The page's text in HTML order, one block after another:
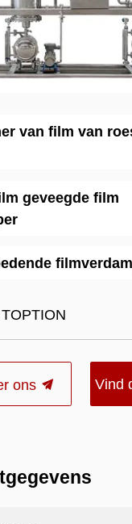
van film van
geveegde film
TOPTION
ons Vind